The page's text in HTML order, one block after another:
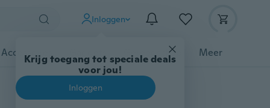
Inloggen
Krijg toegang tot speciale deals
voor jou!
Inloggen
Gereedschap Meer